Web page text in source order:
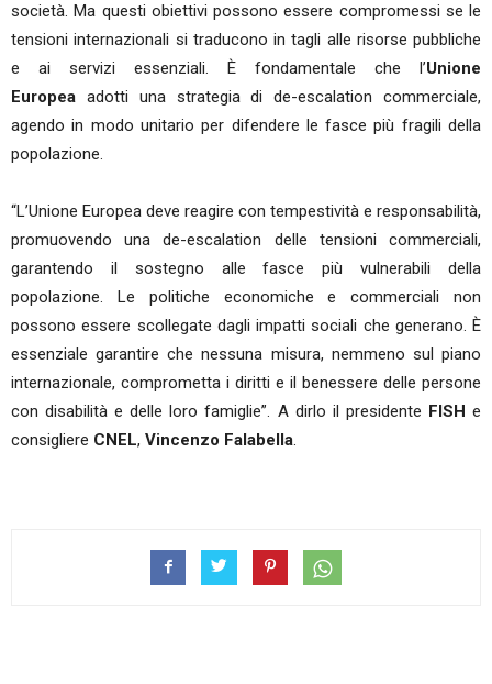
società. Ma questi obiettivi possono essere compromessi se le
tensioni internazionali si traducono in tagli alle risorse pubbliche
e ai servizi essenziali. È fondamentale che l’Unione
Europea adotti una strategia di de-escalation commerciale,
agendo in modo unitario per difendere le fasce più fragili della
popolazione.
“L’Unione Europea deve reagire con tempestività e responsabilità,
promuovendo una de-escalation delle tensioni commerciali,
garantendo il sostegno alle fasce più vulnerabili della
popolazione. Le politiche economiche e commerciali non
possono essere scollegate dagli impatti sociali che generano. È
essenziale garantire che nessuna misura, nemmeno sul piano
internazionale, comprometta i diritti e il benessere delle persone
con disabilità e delle loro famiglie”. A dirlo il presidente FISH e
consigliere CNEL, Vincenzo Falabella.